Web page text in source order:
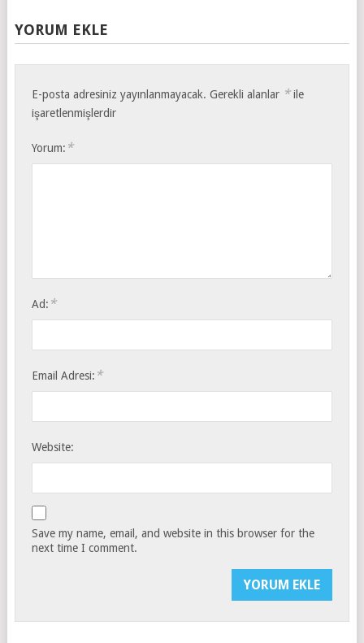
YORUM EKLE
E-posta adresiniz yayınlanmayacak. Gerekli alanlar *ile
işaretlenmişlerdir
Yorum: *
Ad: *
Email Adresi: *
Website:
Save my name, email, and website in this browser for the
next time I comment.